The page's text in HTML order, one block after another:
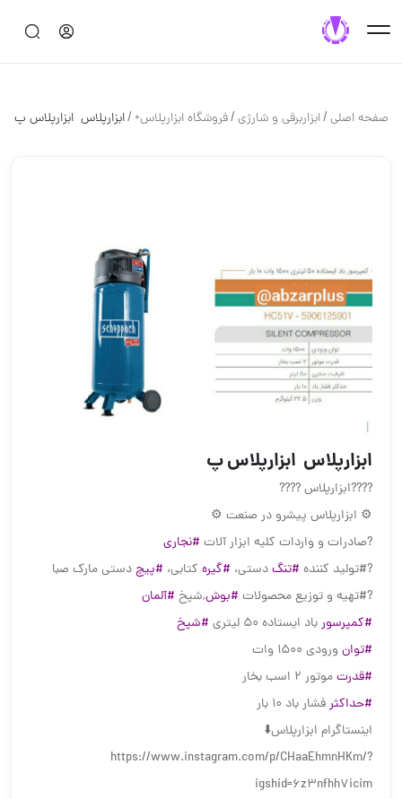
صفحه اصلی/ابزاربرقی و شارژی/فروشگاه ابزارپلاس+/️️️️ابزارپلاس ️️️️ ابزارپلاس پ
️️️️ابزارپلاس ️️️️ ابزارپلاس پ
?️?️?️?️ابزارپلاس ?️?️?️?️
⚙ ابزارپلاس پیشرو در صنعت ⚙
?صادرات و واردات کلیه ابزار آلات #نجاری
?#تولید کننده #تنگدستی، #گیره کتابی، #پیچدستی مارک صبا
?#تهیه و توزیع محصولات #بوش,شپخ #آلمان
#کمپرسورباد ایستاده 50 لیتری
#شپخ
#توان ورودی 1500 وات
#قدرتموتور 2 اسب بخار
#حداکثرفشار باد 10 بار
اینستاگرام ابزارپلاس⬇️
https://www.instagram.com/p/CHaaEhmnHKm/?
igshid=6z3nfhh7icim